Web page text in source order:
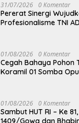
31/07/2026 0 Komentar
Pererat Sinergi
Profesionalisme TNI
01/08/2026 0 Komentar
Cegah Bahaya Pohon
Koramil 01 Somba
Baddo
01/08/2026 0 Komentar
Sambut HUT RI – Ke
1409/Gowa dan